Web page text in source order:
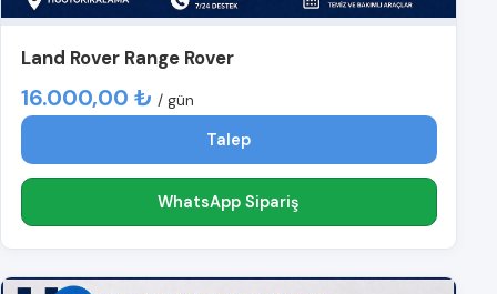
Land Rover Range Rover
16.000,00 ₺ / gün
Talep
WhatsApp Sipariş